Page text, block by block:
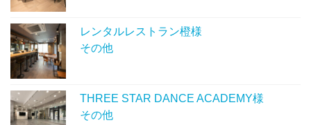
レンタルレストラン橙様
その他
THREE STAR DANCE ACADEMY様
その他